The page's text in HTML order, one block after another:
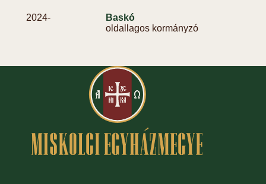
2024-
Baskó
oldallagos kormányzó